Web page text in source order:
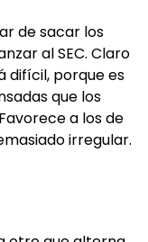
de sacar los
al SEC. Claro
difícil, porque es
que los
a los de
irregular.